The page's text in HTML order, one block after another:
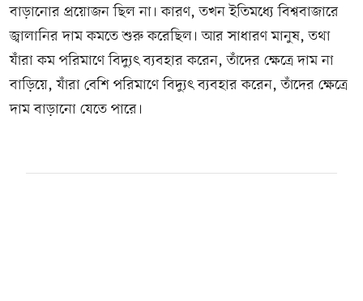
বাড়ানোর প্রয়োজন ছিল না। কারণ, তখন ইতিমধ্যে বিশ্ববাজারে
জ্বালানির দাম কমতে শুরু করেছিল। আর সাধারণ মানুষ, তথা
যাঁরা কম পরিমাণে বিদ্যুৎ ব্যবহার করেন, তাঁদের ক্ষেত্রে দাম না
বাড়িয়ে, যাঁরা বেশি পরিমাণে বিদ্যুৎ ব্যবহার করেন, তাঁদের ক্ষেত্রে
দাম বাড়ানো যেতে পারে।